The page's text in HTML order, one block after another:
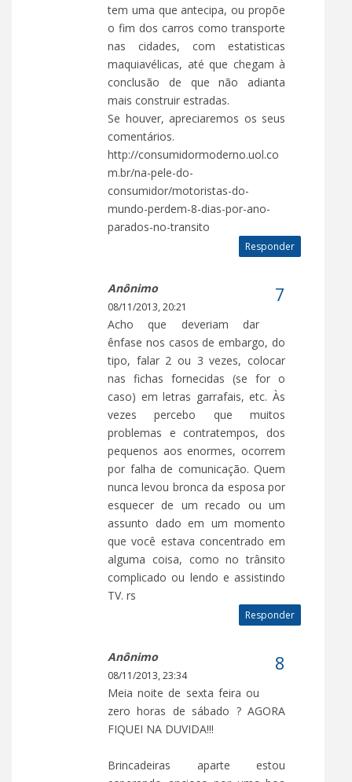
tem uma que antecipa, ou propõe
o fim dos carros como transporte
nas cidades, com estatisticas
maquiavélicas, até que chegam à
conclusão de que não adianta
mais construir estradas.
Se houver, apreciaremos os seus
comentários.
http://consumidormoderno.uol.co
m.br/na-pele-do-
consumidor/motoristas-do-
mundo-perdem-8-dias-por-ano-
parados-no-transito
Responder
Anônimo
08/11/2013, 20:21
Acho que deveriam dar
ênfase nos casos de embargo, do
tipo, falar 2 ou 3 vezes, colocar
nas fichas fornecidas (se for o
caso) em letras garrafais, etc. Às
vezes percebo que muitos
problemas e contratempos, dos
pequenos aos enormes, ocorrem
por falha de comunicação. Quem
nunca levou bronca da esposa por
esquecer de um recado ou um
assunto dado em um momento
que você estava concentrado em
alguma coisa, como no trânsito
complicado ou lendo e assistindo
TV. rs
Responder
Anônimo
08/11/2013, 23:34
Meia noite de sexta feira ou
zero horas de sábado ? AGORA
FIQUEI NA DUVIDA!!!
Brincadeiras aparte estou